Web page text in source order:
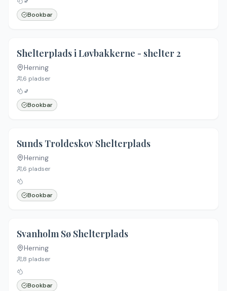
Bookbar
Shelterplads i Løvbakkerne - shelter 2
Herning
6 pladser
🚽
Bookbar
Sunds Troldeskov Shelterplads
Herning
6 pladser
Bookbar
Svanholm Sø Shelterplads
Herning
8 pladser
Bookbar